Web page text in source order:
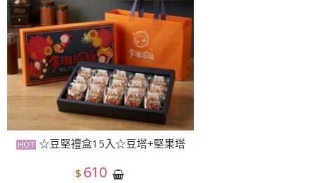
☆豆堅禮盒15入☆豆塔+堅果塔
$ 610